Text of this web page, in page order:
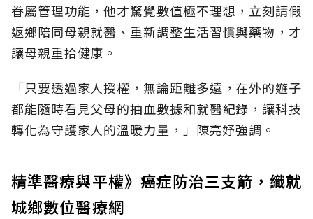
眷屬管理功能，他才驚覺數值極不理想，立刻請假
返鄉陪同母親就醫、重新調整生活習慣與藥物，才
讓母親重拾健康。
「只要透過家人授權，無論距離多遠，在外的遊子
都能隨時看見父母的抽血數據和就醫紀錄，讓科技
轉化為守護家人的溫暖力量，」陳亮妤強調。
精準醫療與平權》癌症防治三支箭，織就
城鄉數位醫療網